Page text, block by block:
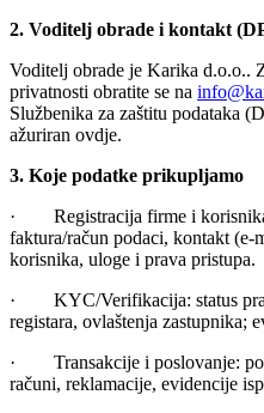
2. Voditelj obrade i kontakt
Voditelj obrade je Karika d.o.o..
privatnosti obratite se na
Službenika za zaštitu podataka
ažuriran ovdje.
3. Koje podatke prikupljamo
· Registracija firme i
faktura/račun podaci, kontakt (e-
korisnika, uloge i prava pristupa.
· KYC/Verifikacija: status
registara, ovlaštenja zastupnika;
· Transakcije i poslovanje:
računi, reklamacije, evidencije